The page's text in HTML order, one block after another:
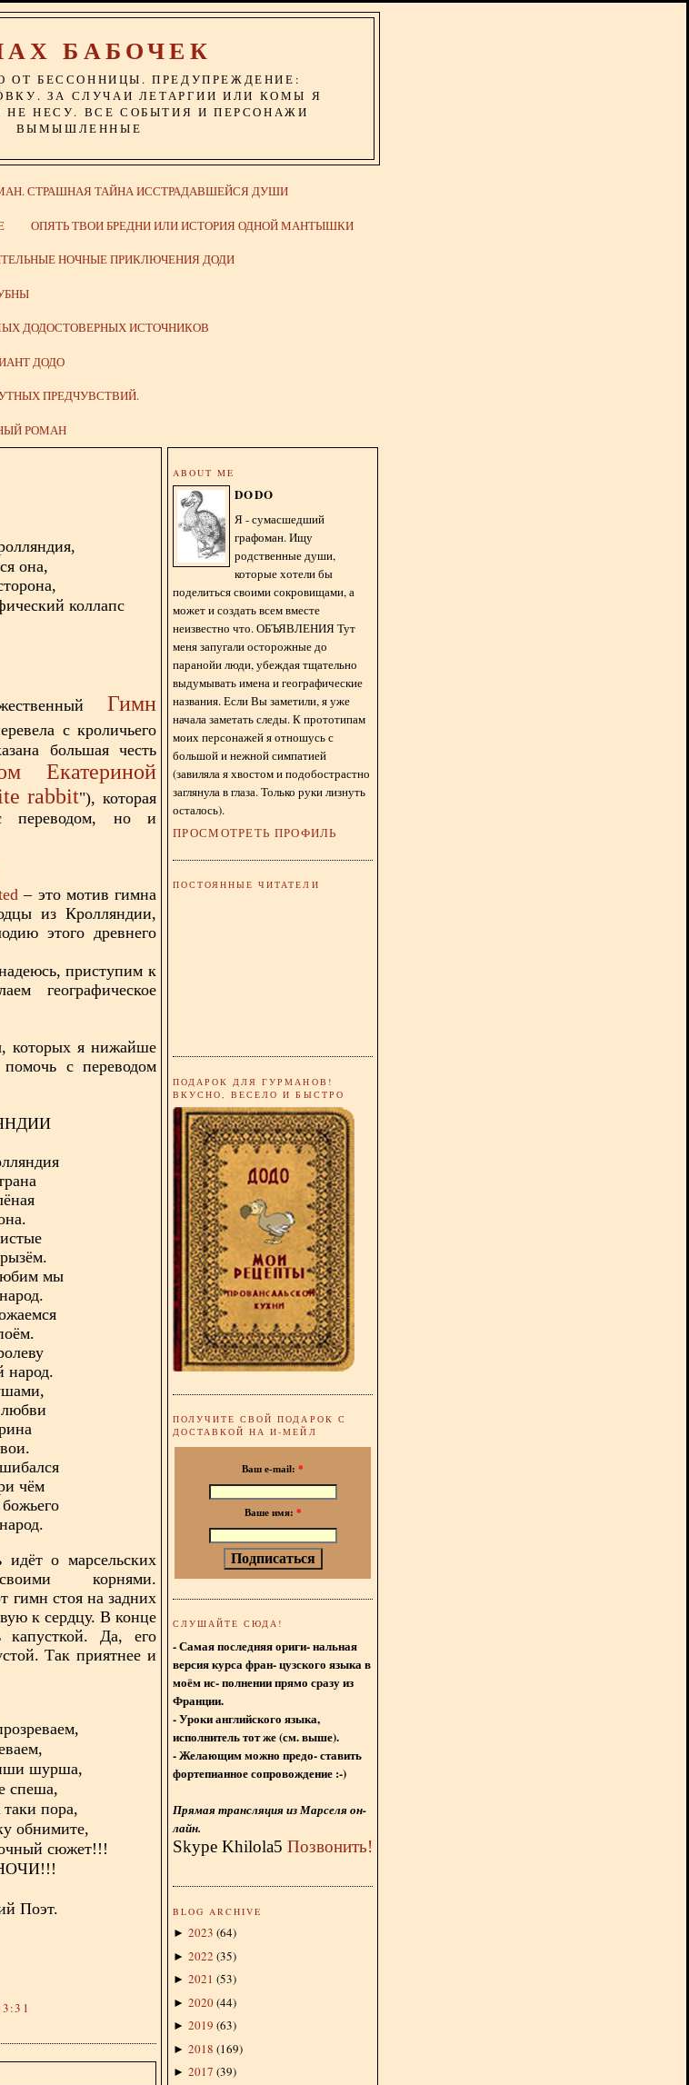
БАБОЧЕК
ОТ БЕССОННИЦЫ. ПРЕДУПРЕЖДЕНИЕ:
ЗА СЛУЧАИ ЛЕТАРГИИ ИЛИ КОМЫ Я
НЕ НЕСУ. ВСЕ СОБЫТИЯ И ПЕРСОНАЖИ
ВЫМЫШЛЕННЫЕ
СТРАШНАЯ ТАЙНА ИССТРАДАВШЕЙСЯ ДУШИ
ОПЯТЬ ТВОИ БРЕДНИ ИЛИ ИСТОРИЯ ОДНОЙ МАНТЫШКИ
НОЧНЫЕ ПРИКЛЮЧЕНИЯ ДОДИ
ДОДОСТОВЕРНЫХ ИСТОЧНИКОВ
ДОДО
ПРЕДЧУВСТВИЙ.
РОМАН
она,
коллапс
Гимн
с кроличьего
большая честь
Екатериной
rabbit"), которая
переводом, но и
– это мотив гимна
из Кролляндии,
этого древнего
приступим к
географическое
которых я нижайше
с переводом
мы
народ.
чём
о марсельских
корнями.
гимн стоя на задних
к сердцу. В конце
Да, его
Так приятнее и
шурша,
спеша,
пора,
обнимите,
сюжет!!!
Поэт.
ABOUT ME
DODO
Я - сумасшедший
графоман. Ищу
родственные души,
которые хотели бы
поделиться своими сокровищами, а
может и создать всем вместе
неизвестно что. ОБЪЯВЛЕНИЯ Тут
меня запугали осторожные до
паранойи люди, убеждая тщательно
выдумывать имена и географические
названия. Если Вы заметили, я уже
начала заметать следы. К прототипам
моих персонажей я отношусь с
большой и нежной симпатией
(завиляла я хвостом и подобострастно
заглянула в глаза. Только руки лизнуть
осталось).
ПРОСМОТРЕТЬ ПРОФИЛЬ
ПОСТОЯННЫЕ ЧИТАТЕЛИ
ПОДАРОК ДЛЯ ГУРМАНОВ!
ВКУСНО, ВЕСЕЛО И БЫСТРО
ПОЛУЧИТЕ СВОЙ ПОДАРОК С
ДОСТАВКОЙ НА И-МЕЙЛ
Ваш e-mail: *
Ваше имя: *
СЛУШАЙТЕ СЮДА!
- Самая последняя ориги- нальная
версия курса фран- цузского языка в
моём ис- полнении прямо сразу из
Франции.
- Уроки английского языка,
исполнитель тот же (см. выше).
- Желающим можно предо- ставить
фортепианное сопровождение :-)
Прямая трансляция из Марселя он-
лайн.
Skype Khilola5 Позвонить!
BLOG ARCHIVE
► 2023 (64)
► 2022 (35)
► 2021 (53)
► 2020(44)
► 2019 (63)
► 2018 (169)
► 2017 (39)